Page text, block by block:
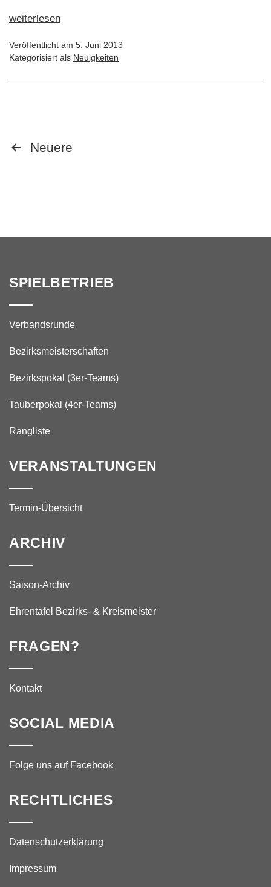
Neue
online
weiterlesen
Veröffentlicht am 5. Juni 2013
Kategorisiert als Neuigkeiten
Seitennummerierung
Neuere
SPIELBETRIEB
Verbandsrunde
Bezirksmeisterschaften
Bezirkspokal (3er-Teams)
Tauberpokal (4er-Teams)
Rangliste
VERANSTALTUNGEN
Termin-Übersicht
ARCHIV
Saison-Archiv
Ehrentafel Bezirks- & Kreismeister
FRAGEN?
Kontakt
SOCIAL MEDIA
Folge uns auf Facebook
RECHTLICHES
Datenschutzerklärung
Impressum